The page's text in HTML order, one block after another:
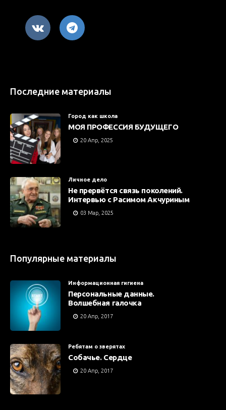
Последние материалы
Город как школа
МОЯ ПРОФЕССИЯ БУДУЩЕГО
20 Апр, 2025
Личное дело
Не прервётся связь поколений.
Интервью с Расимом Акчуриным
03 Мар, 2025
Популярные материалы
Информационная гигиена
Персональные данные.
Волшебная галочка
20 Апр, 2017
Ребятам о зверятах
Собачье. Сердце
20 Апр, 2017